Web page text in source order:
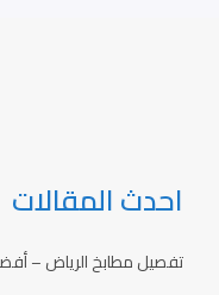
لر
احدث المقالات
تفصيل مطابخ الرياض –